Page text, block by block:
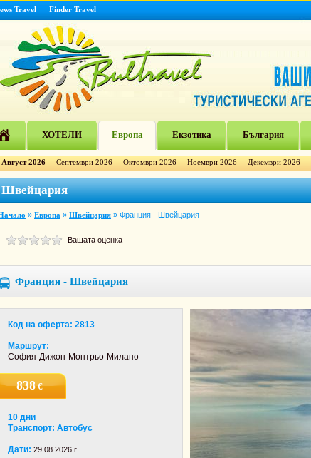
Travel Finder Travel
ХОТЕЛИ Европа Екзотика България
Август 2026 Септември 2026 Октомври 2026 Ноември 2026 Декември 2026
Швейцария
» Европа » Швейцария » Франция - Швейцария
Вашата оценка
Франция - Швейцария
Код на оферта: 2813
Маршрут:
София-Дижон-Монтрьо-Милано
838€
10 дни
Транспорт: Автобус
Дати: 29.08.2026 г.